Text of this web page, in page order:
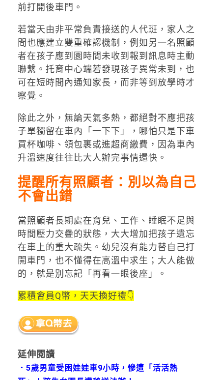
前打開後車門。
若當天由非平常負責接送的人代班，家人之
間也應建立雙重確認機制，例如另一名照顧
者在孩子應到園時間未收到報到訊息時主動
聯繫。托育中心端若發現孩子異常未到，也
可在短時間內通知家長，而非等到放學時才
察覺。
除此之外，無論天氣多熱，都絕對不應把孩
子單獨留在車內「一下下」，哪怕只是下車
買杯咖啡、領包裹或進超商繳費，因為車內
升溫速度往往比大人辦完事情還快。
提醒所有照顧者：別以為自己
不會出錯
當照顧者長期處在育兒、工作、睡眠不足與
時間壓力交疊的狀態，大大增加把孩子遺忘
在車上的重大疏失。幼兒沒有能力替自己打
開車門，也不懂得在高溫中求生；大人能做
的，就是別忘記「再看一眼後座」。
累積會員Q幣，天天換好禮👇
延伸閱讀
． 5歲男童受困娃娃車9小時，慘遭「活活熱